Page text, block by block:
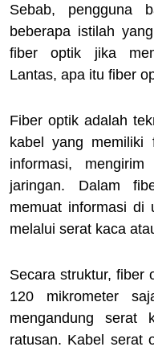
Sebab, pengguna
beberapa istilah
fiber optik jika
Lantas, apa itu fiber
Fiber optik adalah
kabel yang memiliki
informasi,
jaringan. Dalam
memuat informasi di
melalui serat kaca
Secara struktur, fiber
120 mikrometer
mengandung serat
ratusan. Kabel serat